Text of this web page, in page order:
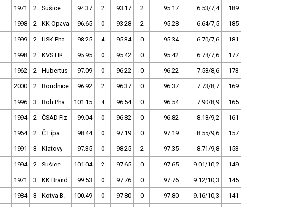
1971 2 Sušice 94.37 2 93.17 2 95.17 6.53/7,4 189
1998 2 KK Opava 96.65 0 93.28 2 95.28 6.64/7,5 185
1999 2 USK Pha 98.25 4 95.34 0 95.34 6.70/7,6 181
1998 2 KVS HK 95.95 0 95.42 0 95.42 6.78/7,6 177
1962 2 Hubertus 97.09 0 96.22 0 96.22 7.58/8,6 173
2000 2 Roudnice 96.92 2 96.37 0 96.37 7.73/8,7 169
1996 3 Boh.Pha 101.15 4 96.54 0 96.54 7.90/8,9 165
1994 2 ČSAD Plz 99.04 0 96.82 0 96.82 8.18/9,2 161
1964 2 Č.Lípa 98.44 0 97.19 0 97.19 8.55/9,6 157
1991 3 Klatovy 97.35 0 98.25 2 97.35 8.71/9,8 153
1994 2 Sušice 101.04 2 97.65 0 97.65 9.01/10,2 149
1971 3 KK Brand 99.53 0 97.76 0 97.76 9.12/10,3 145
1984 3 Kotva B. 100.49 0 97.80 0 97.80 9.16/10,3 141